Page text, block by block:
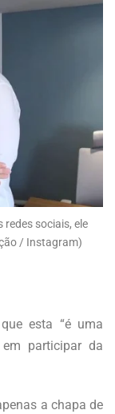
sociais, ele
/ Instagram)
esta “é uma
em participar da
a chapa de